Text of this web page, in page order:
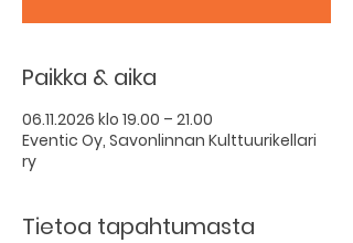
Paikka & aika
06.11.2026 klo 19.00 – 21.00
Eventic Oy, Savonlinnan Kulttuurikellari
ry
Tietoa tapahtumasta